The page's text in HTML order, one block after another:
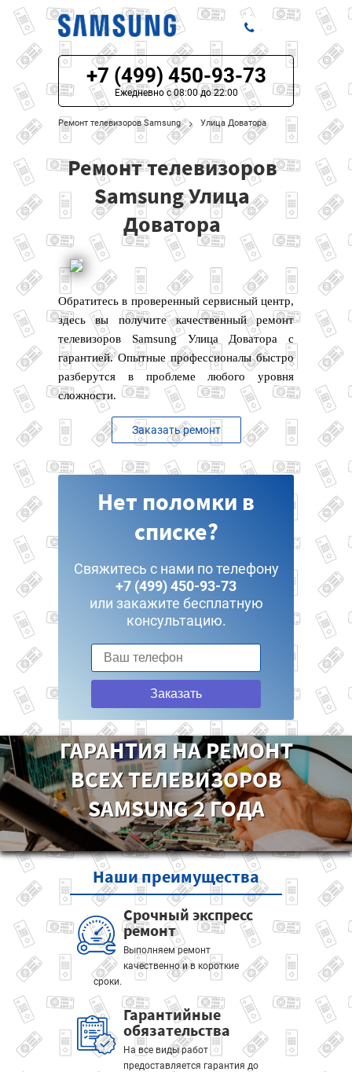
ЦЕНЫ НА РЕМОНТ
О СЕРВИСЕ
МОДЕЛИ SAMSUNG
НАШИ КОНТАКТЫ
+7 (499) 450-93-73
Ежедневно с 08:00 до 22:00
Ремонт телевизоров Samsung Улица Доватора
Ремонт телевизоров
Samsung Улица
Доватора
Обратитесь в проверенный сервисный центр,
здесь вы получите качественный ремонт
телевизоров Samsung Улица Доватора с
гарантией. Опытные профессионалы быстро
разберутся в проблеме любого уровня
сложности.
Заказать ремонт
Нет поломки в
списке?
Свяжитесь с нами по телефону
+7 (499) 450-93-73
или закажите бесплатную
консультацию.
Заказать
ГАРАНТИЯ НА РЕМОНТ
ВСЕХ ТЕЛЕВИЗОРОВ
SAMSUNG 2 ГОДА
Нашипреимущества
Срочный экспресс
ремонт
Выполняем ремонт
качественно и в короткие
сроки.
Гарантийные
обязательства
На все виды работ
предоставляется гарантия до